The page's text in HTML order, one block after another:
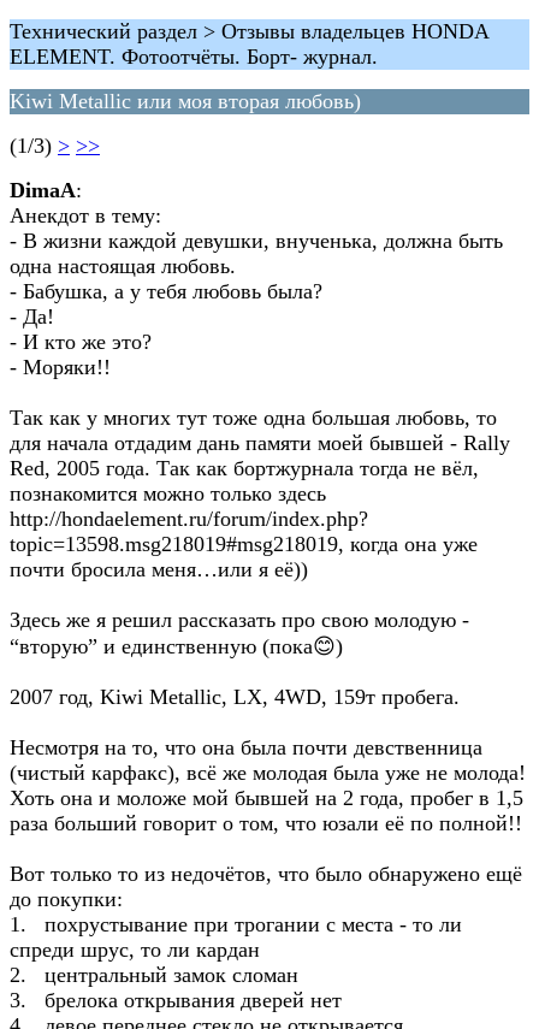
Технический раздел > Отзывы владельцев HONDA
ELEMENT. Фотоотчёты. Борт- журнал.
Kiwi Metallic или моя вторая любовь)
(1/3) > >>
DimaA:
Анекдот в тему:
- В жизни каждой девушки, внученька, должна быть
одна настоящая любовь.
- Бабушка, а у тебя любовь была?
- Да!
- И кто же это?
- Моряки!!
Так как у многих тут тоже одна большая любовь, то
для начала отдадим дань памяти моей бывшей - Rally
Red, 2005 года. Так как бортжурнала тогда не вёл,
познакомится можно только здесь
http://hondaelement.ru/forum/index.php?
topic=13598.msg218019#msg218019, когда она уже
почти бросила меня…или я её))
Здесь же я решил рассказать про свою молодую -
“вторую” и единственную (пока😊)
2007 год, Kiwi Metallic, LX, 4WD, 159т пробега.
Несмотря на то, что она была почти девственница
(чистый карфакс), всё же молодая была уже не молода!
Хоть она и моложе мой бывшей на 2 года, пробег в 1,5
раза больший говорит о том, что юзали её по полной!!
Вот только то из недочётов, что было обнаружено ещё
до покупки:
1. похрустывание при трогании с места - то ли
спреди шрус, то ли кардан
2. центральный замок сломан
3. брелока открывания дверей нет